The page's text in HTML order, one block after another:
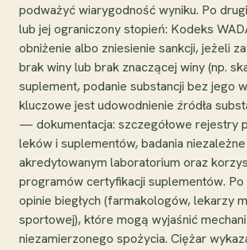
podważyć wiarygodność wyniku. Po
lub jej ograniczony stopień: Kodeks
obniżenie albo zniesienie sankcji, jeżeli
brak winy lub brak znaczącej winy (np.
suplement, podanie substancji bez jego
kluczowe jest udowodnienie źródła
— dokumentacja: szczegółowe rejestry
leków i suplementów, badania
akredytowanym laboratorium oraz
programów certyfikacji suplementów.
opinie biegłych (farmakologów, lekarzy
sportowej), które mogą wyjaśnić
niezamierzonego spożycia. Ciężar